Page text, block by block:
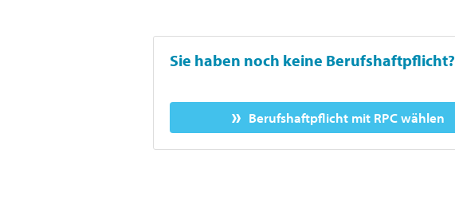
Sie haben noch keine Berufshaftpflicht?
Berufshaftpflicht mit RPC wählen